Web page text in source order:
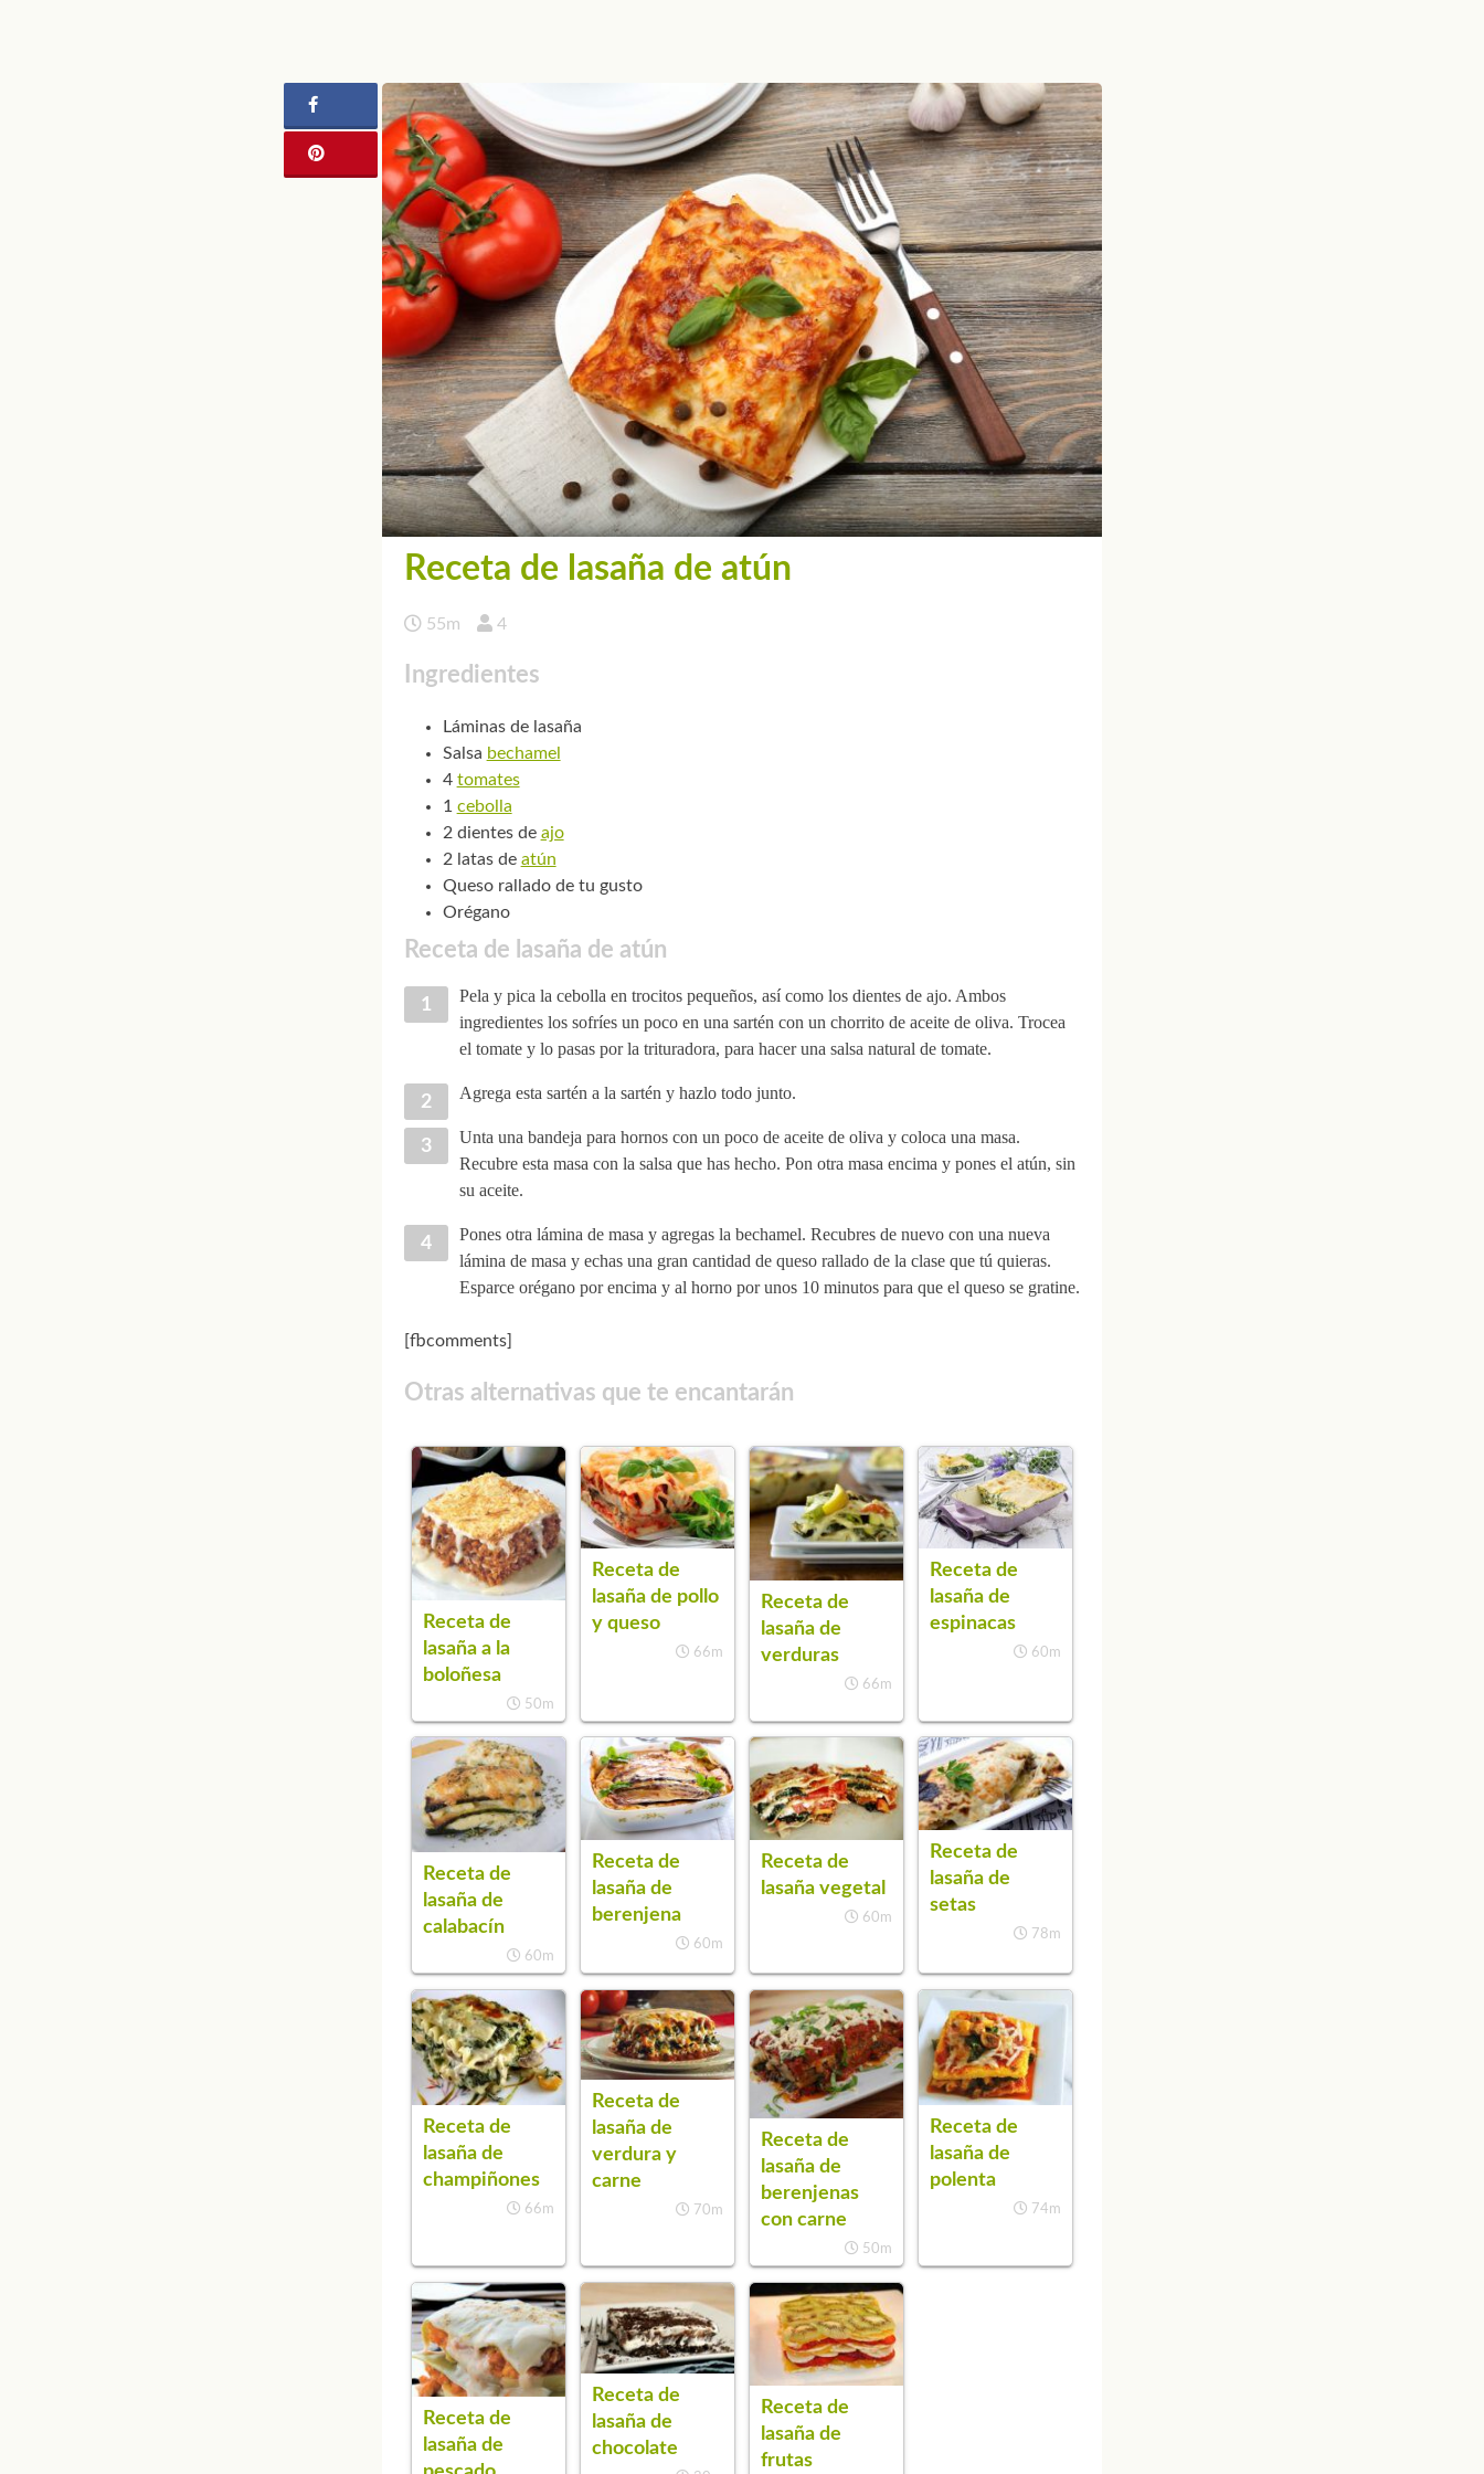
Receta de lasaña de atún
55m 4
Ingredientes
Láminas de lasaña
Salsa bechamel
4 tomates
1 cebolla
2 dientes de ajo
2 latas de atún
Queso rallado de tu gusto
Orégano
Receta de lasaña de atún
Pela y pica la cebolla en trocitos pequeños, así como los dientes de ajo. Ambos
ingredientes los sofríes un poco en una sartén con un chorrito de aceite de oliva. Trocea
el tomate y lo pasas por la trituradora, para hacer una salsa natural de tomate.
Agrega esta sartén a la sartén y hazlo todo junto.
Unta una bandeja para hornos con un poco de aceite de oliva y coloca una masa.
Recubre esta masa con la salsa que has hecho. Pon otra masa encima y pones el atún, sin
su aceite.
Pones otra lámina de masa y agregas la bechamel. Recubres de nuevo con una nueva
lámina de masa y echas una gran cantidad de queso rallado de la clase que tú quieras.
Esparce orégano por encima y al horno por unos 10 minutos para que el queso se gratine.
[fbcomments]
Otras alternativas que te encantarán
Receta de
lasaña a la
boloñesa
50m
Receta de
lasaña de pollo
y queso
66m
Receta de
lasaña de
verduras
66m
Receta de
lasaña de
espinacas
60m
Receta de
lasaña de
calabacín
60m
Receta de
lasaña de
berenjena
60m
Receta de
lasaña vegetal
60m
Receta de
lasaña de
setas
78m
Receta de
lasaña de
champiñones
66m
Receta de
lasaña de
verdura y
carne
70m
Receta de
lasaña de
berenjenas
con carne
50m
Receta de
lasaña de
polenta
74m
Receta de
lasaña de
Receta de
lasaña de
chocolate
Receta de
lasaña de
frutas